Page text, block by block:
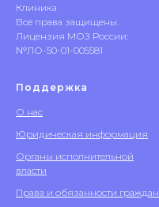
Клиника
Все права защищены.
Лицензия МОЗ России:
№ЛО-50-01-005581
Поддержка
О нас
Юридическая информация
Органы исполнительной
власти
Права и обязанности граждан